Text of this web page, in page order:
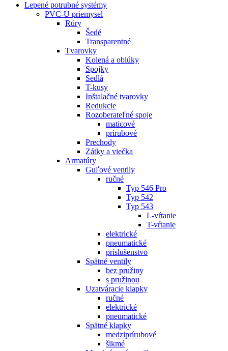
Lepené potrubné systémy
PVC-U priemysel
Rúry
Šedé
Transparentné
Tvarovky
Kolená a oblúky
Spojky
Sedlá
T-kusy
Inštalačné tvarovky
Redukcie
Rozoberateľné spoje
maticové
prírubové
Prechody
Zátky a viečka
Armatúry
Guľové ventily
ručné
Typ 546 Pro
Typ 542
Typ 543
L-vŕtanie
T-vŕtanie
elektrické
pneumatické
príslušenstvo
Spätné ventily
bez pružiny
s pružinou
Uzatváracie klapky
ručné
elektrické
pneumatické
Spätné klapky
medziprírubové
šikmé